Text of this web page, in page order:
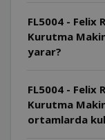
FL5004 - Felix
Kurutma
yarar?
FL5004 - Felix
Kurutma
ortamlarda